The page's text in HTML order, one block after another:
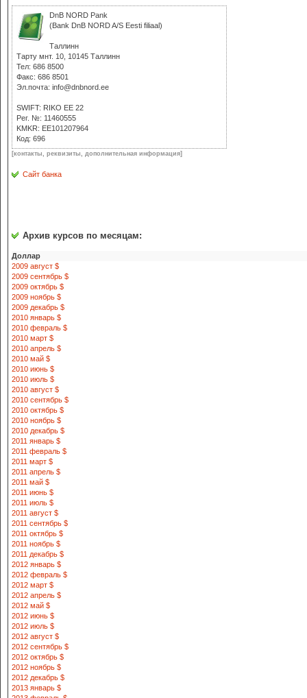
DnB NORD Pank
(Bank DnB NORD A/S Eesti filiaal)
Таллинн
Тарту мнт. 10, 10145 Таллинн
Тел: 686 8500
Факс: 686 8501
Эл.почта: info@dnbnord.ee
SWIFT: RIKO EE 22
Рег. №: 11460555
KMKR: EE101207964
Код: 696
[контакты, реквизиты, дополнительная информация]
Сайт банка
Архив курсов по месяцам:
Доллар
2009 август $
2009 сентябрь $
2009 октябрь $
2009 ноябрь $
2009 декабрь $
2010 январь $
2010 февраль $
2010 март $
2010 апрель $
2010 май $
2010 июнь $
2010 июль $
2010 август $
2010 сентябрь $
2010 октябрь $
2010 ноябрь $
2010 декабрь $
2011 январь $
2011 февраль $
2011 март $
2011 апрель $
2011 май $
2011 июнь $
2011 июль $
2011 август $
2011 сентябрь $
2011 октябрь $
2011 ноябрь $
2011 декабрь $
2012 январь $
2012 февраль $
2012 март $
2012 апрель $
2012 май $
2012 июнь $
2012 июль $
2012 август $
2012 сентябрь $
2012 октябрь $
2012 ноябрь $
2012 декабрь $
2013 январь $